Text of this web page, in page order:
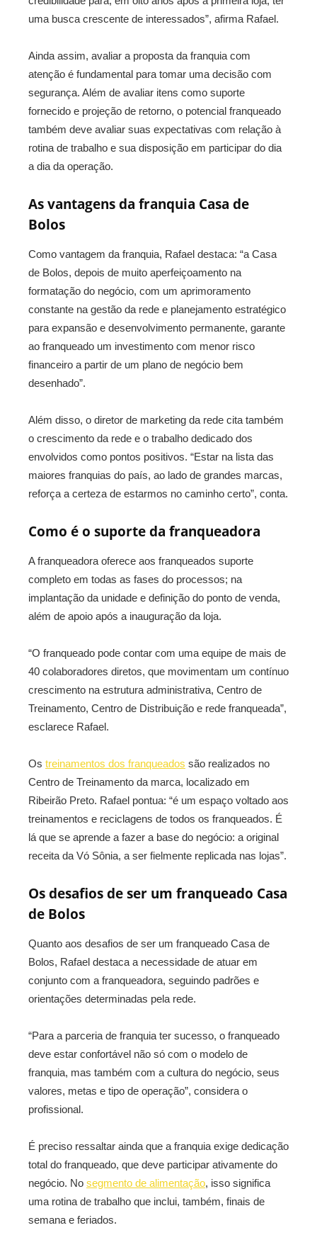
uma busca crescente de interessados”, afirma Rafael.
Ainda assim, avaliar a proposta da franquia com
atenção é fundamental para tomar uma decisão com
segurança. Além de avaliar itens como suporte
fornecido e projeção de retorno, o potencial franqueado
também deve avaliar suas expectativas com relação à
rotina de trabalho e sua disposição em participar do dia
a dia da operação.
As vantagens da franquia Casa de
Bolos
Como vantagem da franquia, Rafael destaca: “a Casa
de Bolos, depois de muito aperfeiçoamento na
formatação do negócio, com um aprimoramento
constante na gestão da rede e planejamento estratégico
para expansão e desenvolvimento permanente, garante
ao franqueado um investimento com menor risco
financeiro a partir de um plano de negócio bem
desenhado”.
Além disso, o diretor de marketing da rede cita também
o crescimento da rede e o trabalho dedicado dos
envolvidos como pontos positivos. “Estar na lista das
maiores franquias do país, ao lado de grandes marcas,
reforça a certeza de estarmos no caminho certo”, conta.
Como é o suporte da franqueadora
A franqueadora oferece aos franqueados suporte
completo em todas as fases do processos; na
implantação da unidade e definição do ponto de venda,
além de apoio após a inauguração da loja.
“O franqueado pode contar com uma equipe de mais de
40 colaboradores diretos, que movimentam um contínuo
crescimento na estrutura administrativa, Centro de
Treinamento, Centro de Distribuição e rede franqueada”,
esclarece Rafael.
Os treinamentos dos franqueados são realizados no
Centro de Treinamento da marca, localizado em
Ribeirão Preto. Rafael pontua: “é um espaço voltado aos
treinamentos e reciclagens de todos os franqueados. É
lá que se aprende a fazer a base do negócio: a original
receita da Vó Sônia, a ser fielmente replicada nas lojas”.
Os desafios de ser um franqueado Casa
de Bolos
Quanto aos desafios de ser um franqueado Casa de
Bolos, Rafael destaca a necessidade de atuar em
conjunto com a franqueadora, seguindo padrões e
orientações determinadas pela rede.
“Para a parceria de franquia ter sucesso, o franqueado
deve estar confortável não só com o modelo de
franquia, mas também com a cultura do negócio, seus
valores, metas e tipo de operação”, considera o
profissional.
É preciso ressaltar ainda que a franquia exige dedicação
total do franqueado, que deve participar ativamente do
negócio. No segmento de alimentação, isso significa
uma rotina de trabalho que inclui, também, finais de
semana e feriados.